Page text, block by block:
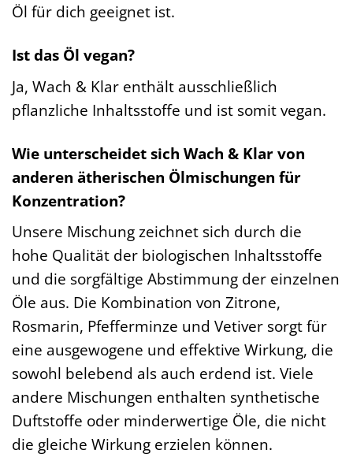
Öl für dich geeignet ist.
Ist das Öl vegan?
Ja, Wach & Klar enthält ausschließlich
pflanzliche Inhaltsstoffe und ist somit vegan.
Wie unterscheidet sich Wach & Klar von
anderen ätherischen Ölmischungen für
Konzentration?
Unsere Mischung zeichnet sich durch die
hohe Qualität der biologischen Inhaltsstoffe
und die sorgfältige Abstimmung der einzelnen
Öle aus. Die Kombination von Zitrone,
Rosmarin, Pfefferminze und Vetiver sorgt für
eine ausgewogene und effektive Wirkung, die
sowohl belebend als auch erdend ist. Viele
andere Mischungen enthalten synthetische
Duftstoffe oder minderwertige Öle, die nicht
die gleiche Wirkung erzielen können.